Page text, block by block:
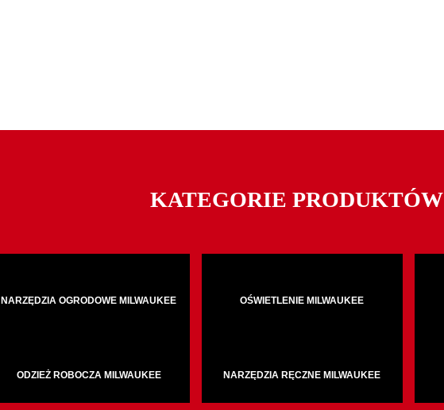
KATEGORIE PRODUKTÓW
NARZĘDZIA OGRODOWE MILWAUKEE OŚWIETLENIE MILWAUKEE
ODZIEŻ ROBOCZA MILWAUKEE NARZĘDZIA RĘCZNE MILWAUKEE